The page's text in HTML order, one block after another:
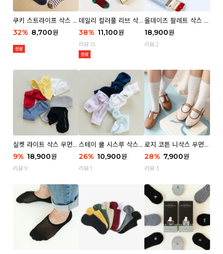
쿠키 스트라이프 삭스 우
먼 2P
32% 8,700원
데일리 컬러풀 리브 삭스
우먼 3P 세트
38% 11,100원
리뷰 15
올데이즈 팔레트 삭스 우
먼 5P
18,900원
리뷰 2
실켓 라이트 삭스 우먼 3
P
9% 18,900원
리뷰 9
스테이 쿨 시스루 삭스
우먼 2P
26% 10,900원
리뷰 1
로지 코튼 니삭스 우먼 1
P
28% 7,900원
리뷰 3